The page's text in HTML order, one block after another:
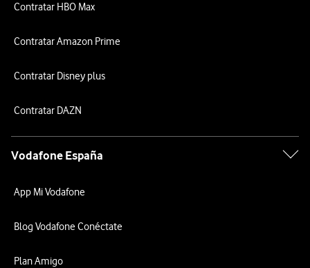
Contratar HBO Max
Contratar Amazon Prime
Contratar Disney plus
Contratar DAZN
Vodafone España
App Mi Vodafone
Blog Vodafone Conéctate
Plan Amigo